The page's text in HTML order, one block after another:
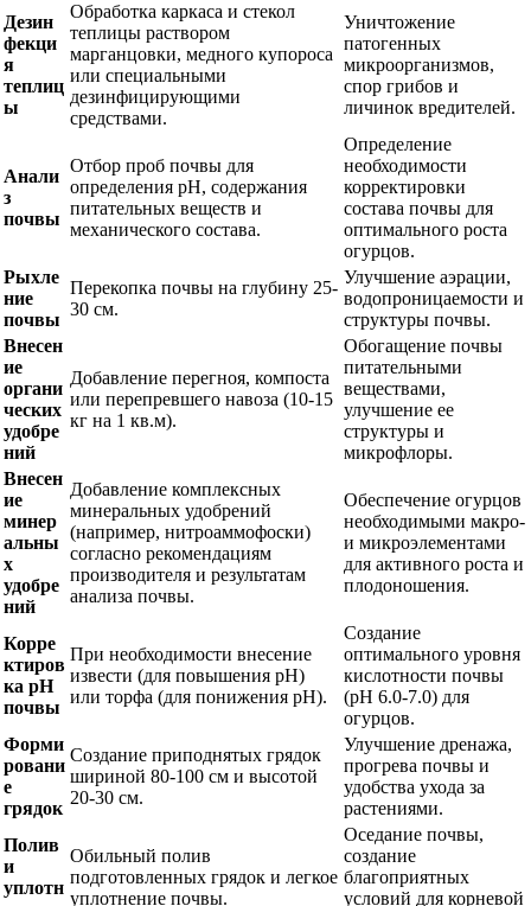
Дезин
фекци
я
теплиц
ы
Обработка каркаса и стекол
теплицы раствором
марганцовки, медного купороса
или специальными
дезинфицирующими
средствами.
Уничтожение
патогенных
микроорганизмов,
спор грибов и
личинок вредителей.
Анали
з
почвы
Отбор проб почвы для
определения pH, содержания
питательных веществ и
механического состава.
Определение
необходимости
корректировки
состава почвы для
оптимального роста
огурцов.
Рыхле
ние
почвы
Перекопка почвы на глубину 25-
30 см.
Улучшение аэрации,
водопроницаемости и
структуры почвы.
Внесен
ие
органи
ческих
удобре
ний
Добавление перегноя, компоста
или перепревшего навоза (10-15
кг на 1 кв.м).
Обогащение почвы
питательными
веществами,
улучшение ее
структуры и
микрофлоры.
Внесен
ие
минер
альны
х
удобре
ний
Добавление комплексных
минеральных удобрений
(например, нитроаммофоски)
согласно рекомендациям
производителя и результатам
анализа почвы.
Обеспечение огурцов
необходимыми макро-
и микроэлементами
для активного роста и
плодоношения.
Корре
ктиров
ка pH
почвы
При необходимости внесение
извести (для повышения pH)
или торфа (для понижения pH).
Создание
оптимального уровня
кислотности почвы
(pH 6.0-7.0) для
огурцов.
Форми
ровани
е
грядок
Создание приподнятых грядок
шириной 80-100 см и высотой
20-30 см.
Улучшение дренажа,
прогрева почвы и
удобства ухода за
растениями.
Полив
и
уплотн
Обильный полив
подготовленных грядок и легкое
уплотнение почвы.
Оседание почвы,
создание
благоприятных
условий для корневой